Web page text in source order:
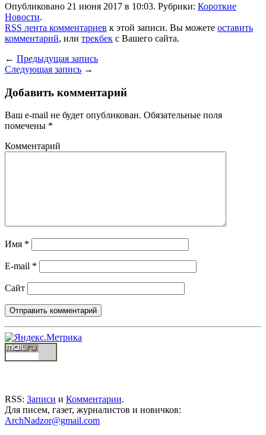
Опубликовано 21 июня 2017 в 10:03. Рубрики: Короткие
Новости.
RSS лента комментариев к этой записи. Вы можете оставить
комментарий, или трекбек с Вашего сайта.
← Предыдущая запись
Следующая запись →
Добавить комментарий
Ваш e-mail не будет опубликован. Обязательные поля
помечены *
Комментарий
Имя *
E-mail *
Сайт
RSS: Записи и Комментарии.
Для писем, газет, журналистов и новичков:
ArchNadzor@gmail.com